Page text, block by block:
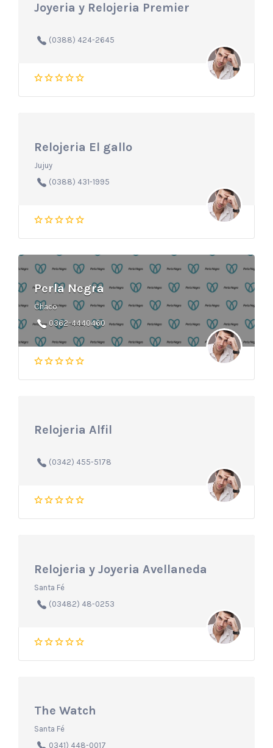
Joyeria y Relojeria Premier
(0388) 424-2645
Relojeria El gallo
Jujuy
(0388) 431-1995
Perla Negra
Chaco
0362-4440460
Relojeria Alfil
(0342) 455-5178
Relojeria y Joyeria Avellaneda
Santa Fé
(03482) 48-0253
The Watch
Santa Fé
0341) 448-0017